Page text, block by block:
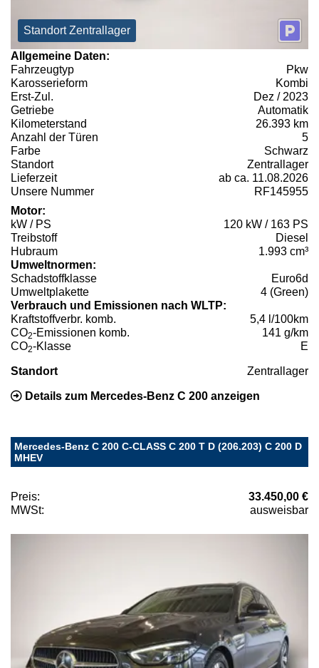
Standort Zentrallager
Allgemeine Daten:
Fahrzeugtyp
Pkw
Karosserieform
Kombi
Erst-Zul.
Dez / 2023
Getriebe
Automatik
Kilometerstand
26.393 km
Anzahl der Türen
5
Farbe
Schwarz
Standort
Zentrallager
Lieferzeit
ab ca. 11.08.2026
Unsere Nummer
RF145955
Motor:
kW / PS
120 kW / 163 PS
Treibstoff
Diesel
Hubraum
1.993 cm³
Umweltnormen:
Schadstoffklasse
Euro6d
Umweltplakette
4 (Green)
Verbrauch und Emissionen nach WLTP:
Kraftstoffverbr. komb.
5,4 l/100km
CO2-Emissionen komb.
141 g/km
CO2-Klasse E
Standort Zentrallager
Details zum Mercedes-Benz C 200 anzeigen
Mercedes-Benz C 200 C-CLASS C 200 T D (206.203) C 200 D
MHEV
Preis:
33.450,00 €
MWSt:
ausweisbar